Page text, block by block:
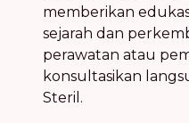
memberikan
sejarah dan
perawatan atau
konsultasikan
Steril.